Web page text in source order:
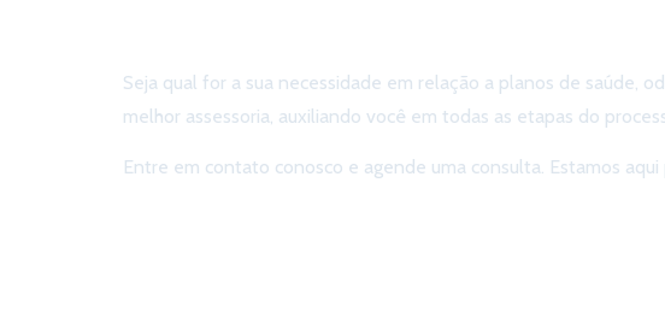
Seja qual for a sua necessidade em relação a planos de saúde,
melhor assessoria, auxiliando você em todas as etapas do
Entre em contato conosco e agende uma consulta. Estamos